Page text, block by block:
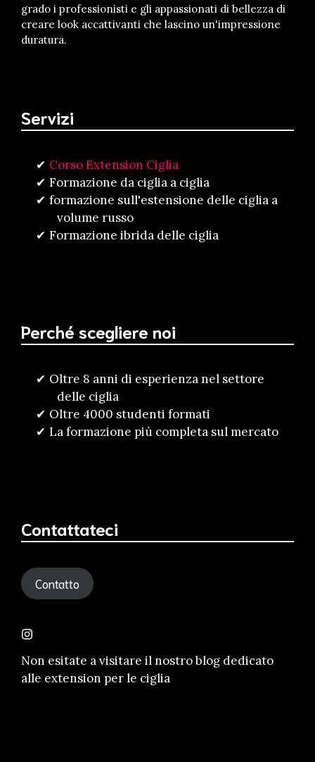
grado i professionisti e gli appassionati di bellezza di
creare look accattivanti che lascino un'impressione
duratura.
Servizi
Corso Extension Ciglia
Formazione da ciglia a ciglia
formazione sull'estensione delle ciglia a
volume russo
Formazione ibrida delle ciglia
Perché scegliere noi
Oltre 8 anni di esperienza nel settore
delle ciglia
Oltre 4000 studenti formati
La formazione più completa sul mercato
Contattateci
Contatto
Non esitate a visitare il nostroblog dedicato
alle extension per le ciglia